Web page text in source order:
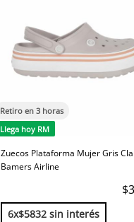
Retiro en 3 horas
Llega hoy RM
Zuecos Plataforma Mujer Gris
Bamers Airline
6x$5832 sin interés